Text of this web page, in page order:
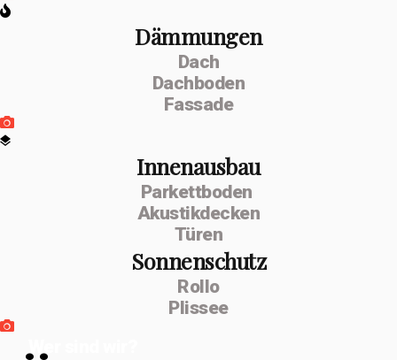
Dämmungen
Dach
Dachboden
Fassade
Innenausbau
Parkettboden
Akustikdecken
Türen
Sonnenschutz
Rollo
Plissee